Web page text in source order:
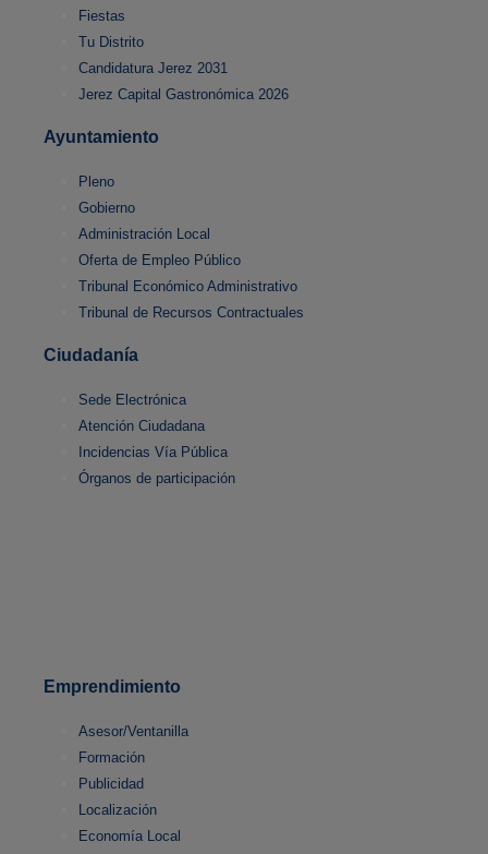
Fiestas
Tu Distrito
Candidatura Jerez 2031
Jerez Capital Gastronómica 2026
Ayuntamiento
Pleno
Gobierno
Administración Local
Oferta de Empleo Público
Tribunal Económico Administrativo
Tribunal de Recursos Contractuales
Ciudadanía
Sede Electrónica
Atención Ciudadana
Incidencias Vía Pública
Órganos de participación
Emprendimiento
Asesor/Ventanilla
Formación
Publicidad
Localización
Economía Local